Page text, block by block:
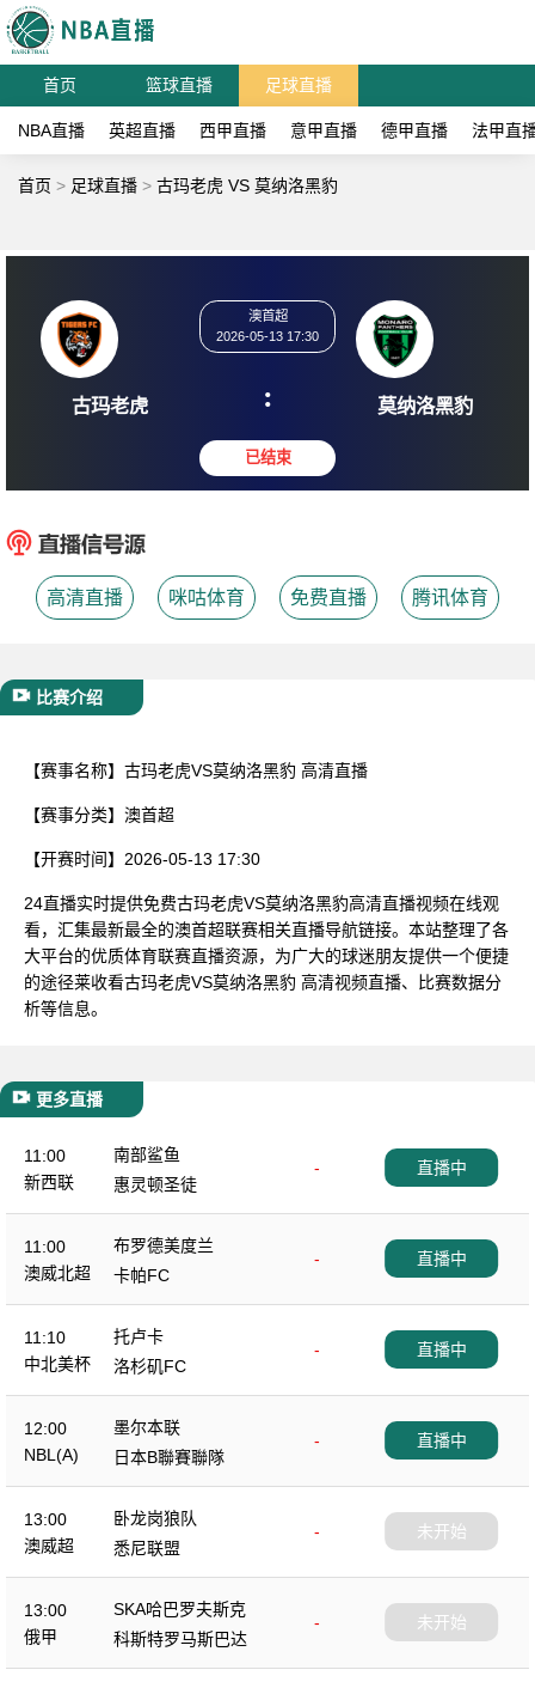
首页 篮球直播 足球直播
NBA直播 英超直播 西甲直播 意甲直播 德甲直播 法甲直
首页 > 足球直播 > 古玛老虎 VS 莫纳洛黑豹
古玛老虎
2026-05-13 17:30
: 莫纳
高清直播 咪咕体育 免费直播 腾讯体育
比赛介绍
【赛事名称】 古玛老虎VS莫纳洛黑豹 高清直播
【赛事分类】 澳首超
【开赛时间】 2026-05-13 17:30
24直播实时提供免费古玛老虎VS莫纳洛黑豹高清直播视频在线观
看，汇集最新最全的澳首超联赛相关直播导航链接。本站整理了各
大平台的优质体育联赛直播资源，为广大的球迷朋友提供一个便捷
的途径莱收看古玛老虎VS莫纳洛黑豹 高清视频直播、比赛数据分
析等信息。
更多直播
11:00
新西联
南部鲨鱼
-
惠灵顿圣徒
直播中
11:00
澳威北超
布罗德美度兰
-
卡帕FC
直播中
11:10
中北美杯
托卢卡
-
洛杉矶FC
直播中
12:00
NBL(A)
墨尔本联
-
日本B聯賽聯隊
直播中
13:00
澳威超
卧龙岗狼队
-
悉尼联盟
未开始
13:00
俄甲
SKA哈巴罗夫斯克
-
科斯特罗马斯巴达
未开始